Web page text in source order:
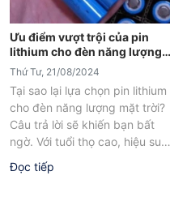
Ưu điểm vượt trội của pin
lithium cho đèn năng lượng
mặt trời
Thứ Tư, 21/08/2024
Tại sao lại lựa chọn pin lithium
cho đèn năng lượng mặt trời?
Câu trả lời sẽ khiến bạn bất
ngờ. Với tuổi thọ cao, hiệu suất
Đọc tiếp